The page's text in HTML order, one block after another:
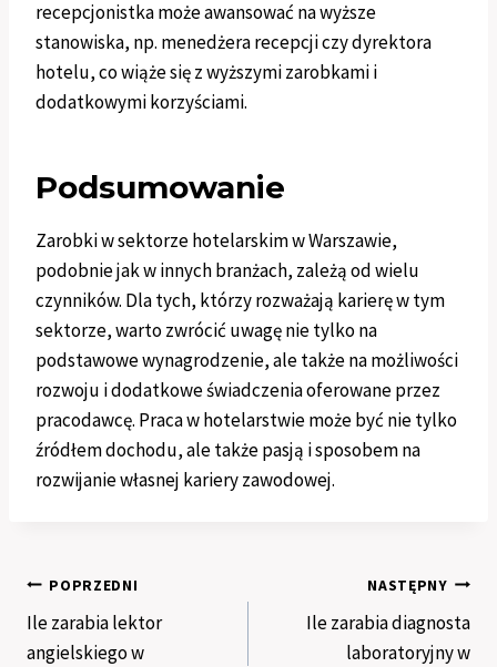
recepcjonistka może awansować na wyższe
stanowiska, np. menedżera recepcji czy dyrektora
hotelu, co wiąże się z wyższymi zarobkami i
dodatkowymi korzyściami.
Podsumowanie
Zarobki w sektorze hotelarskim w Warszawie,
podobnie jak w innych branżach, zależą od wielu
czynników. Dla tych, którzy rozważają karierę w tym
sektorze, warto zwrócić uwagę nie tylko na
podstawowe wynagrodzenie, ale także na możliwości
rozwoju i dodatkowe świadczenia oferowane przez
pracodawcę. Praca w hotelarstwie może być nie tylko
źródłem dochodu, ale także pasją i sposobem na
rozwijanie własnej kariery zawodowej.
Nawigacja
wpisu
POPRZEDNI
Ile zarabia lektor
angielskiego w
NASTĘPNY
Ile zarabia diagnosta
laboratoryjny w